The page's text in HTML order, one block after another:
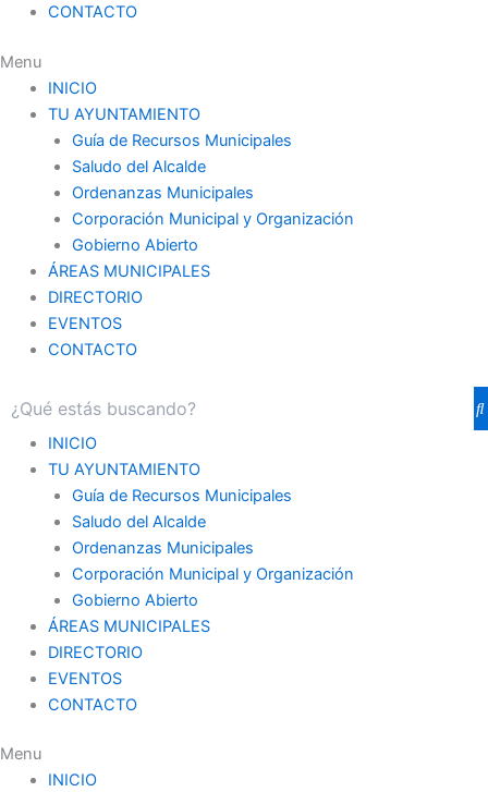
CONTACTO
Menu
INICIO
TU AYUNTAMIENTO
Guía de Recursos Municipales
Saludo del Alcalde
Ordenanzas Municipales
Corporación Municipal y Organización
Gobierno Abierto
ÁREAS MUNICIPALES
DIRECTORIO
EVENTOS
CONTACTO
INICIO
TU AYUNTAMIENTO
Guía de Recursos Municipales
Saludo del Alcalde
Ordenanzas Municipales
Corporación Municipal y Organización
Gobierno Abierto
ÁREAS MUNICIPALES
DIRECTORIO
EVENTOS
CONTACTO
Menu
INICIO